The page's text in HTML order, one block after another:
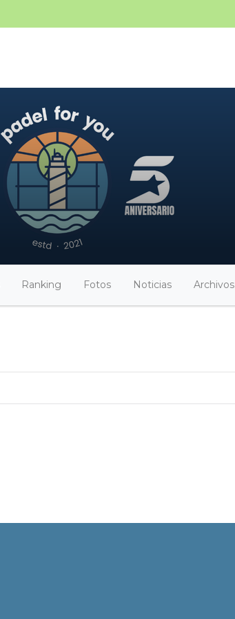
Ranking Fotos Noticias Archivos